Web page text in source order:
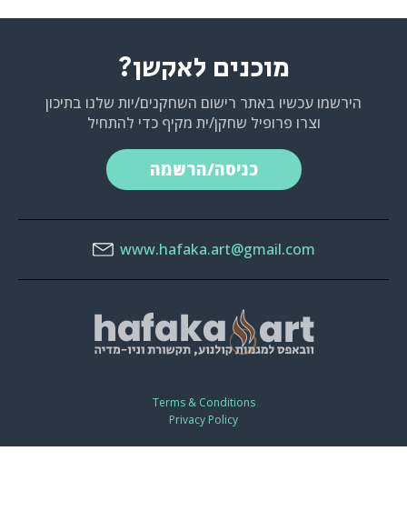
מוכנים לאקשן?
הירשמו עכשיו באתר רישום השחקנים/יות שלנו בתיכון
וצרו פרופיל שחקן/ית מקיף כדי להתחיל
כניסה/הרשמה
www.hafaka.art@gmail.com
Terms & Conditions
Privacy Policy